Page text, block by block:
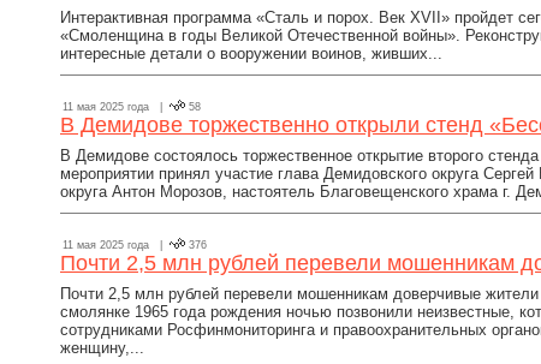
Интерактивная программа «Сталь и порох. Век XVII» пройдет
«Смоленщина в годы Великой Отечественной войны».
интересные детали о вооружении воинов, живших...
11 мая 2025 года | 58
В Демидове торжественно открыли стенд
В Демидове состоялось торжественное открытие второго
мероприятии принял участие глава Демидовского округа
округа Антон Морозов, настоятель Благовещенского храма г.
11 мая 2025 года | 376
Почти 2,5 млн рублей перевели мошенникам
Почти 2,5 млн рублей перевели мошенникам доверчивые
смолянке 1965 года рождения ночью позвонили неизвестные,
сотрудниками Росфинмониторинга и правоохранительных
женщину,...